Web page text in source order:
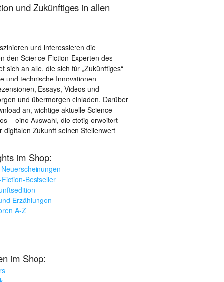
und Zukünftiges in allen
und interessieren die
den Science-Fiction-Experten des
sich an alle, die sich für „Zukünftiges“
und technische Innovationen
Essays, Videos und
und übermorgen einladen. Darüber
an, wichtige aktuelle Science-
– eine Auswahl, die stetig erweitert
Zukunft seinen Stellenwert
im Shop:
Bestseller
Erzählungen
A-Z
im Shop: